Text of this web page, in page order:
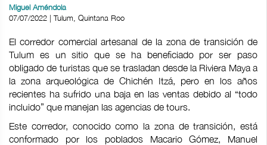
Miguel Améndola
07/07/2022 | Tulum, Quintana Roo
El corredor comercial artesanal de la zona de transición de
Tulum es un sitio que se ha beneficiado por ser paso
obligado de turistas que se trasladan desde la Riviera Maya a
la zona arqueológica de Chichén Itzá, pero en los años
recientes ha sufrido una baja en las ventas debido al “todo
incluido” que manejan las agencias de tours.
Este corredor, conocido como la zona de transición, está
conformado por los poblados Macario Gómez, Manuel